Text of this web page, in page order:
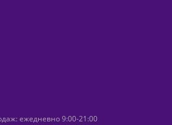
ежедневно 9:00-21:00